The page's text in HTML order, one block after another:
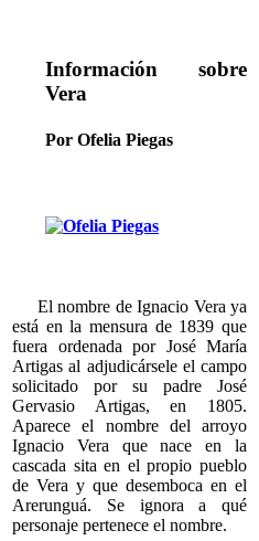
Información sobre
Vera
Por Ofelia Piegas
El nombre de Ignacio Vera ya
está en la mensura de 1839 que
fuera ordenada por José María
Artigas al adjudicársele el campo
solicitado por su padre José
Gervasio Artigas, en 1805.
Aparece el nombre del arroyo
Ignacio Vera que nace en la
cascada sita en el propio pueblo
de Vera y que desemboca en el
Arerunguá. Se ignora a qué
personaje pertenece el nombre.